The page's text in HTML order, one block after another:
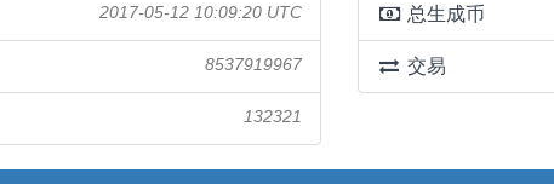
2017-05-12 10:09:20 UTC
8537919967
132321
总生成币
交易